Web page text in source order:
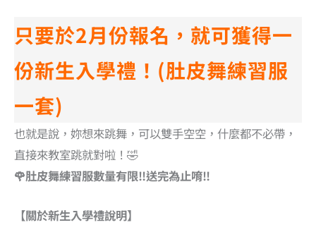
只要於2月份報名，就可獲得一
份新生入學禮！(肚皮舞練習服
一套)
也就是說，妳想來跳舞，可以雙手空空，什麼都不必帶，
直接來教室跳就對啦！🤣
🌹肚皮舞練習服數量有限‼️送完為止唷‼️
【關於新生入學禮說明】